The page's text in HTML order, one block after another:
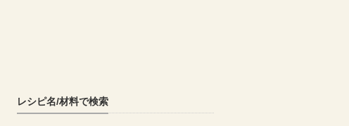
レシピ名/材料で検索